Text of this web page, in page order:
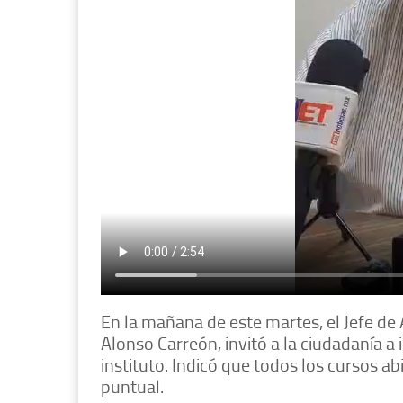
En la mañana de este martes, el Jefe
Alonso Carreón, invitó a la ciudadanía
instituto. Indicó que todos los cursos
puntual.